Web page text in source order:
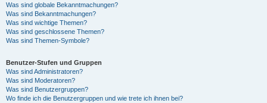
Was sind globale Bekanntmachungen?
Was sind Bekanntmachungen?
Was sind wichtige Themen?
Was sind geschlossene Themen?
Was sind Themen-Symbole?
Benutzer-Stufen und Gruppen
Was sind Administratoren?
Was sind Moderatoren?
Was sind Benutzergruppen?
Wo finde ich die Benutzergruppen und wie trete ich ihnen bei?